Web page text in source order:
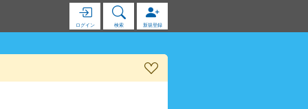
ログイン 検索 新規登録